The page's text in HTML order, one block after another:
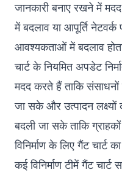
जानकारी बनाए रखने में
में बदलाव या आपूर्ति
आवश्यकताओं में बदलाव
चार्ट के नियमित अपडेट
मदद करते हैं ताकि संसाधनों
जा सके और उत्पादन लक्ष्यों
बदली जा सके ताकि
विनिर्माण के लिए गैंट चार्ट
कई विनिर्माण टीमें गैंट